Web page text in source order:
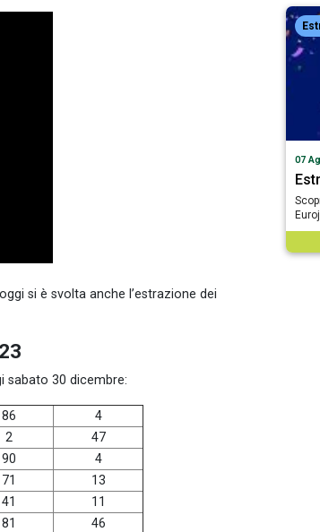
si è svolta anche l’estrazione dei
sabato 30 dicembre:
86
4
2
47
90
4
71
13
41
11
81
46
07